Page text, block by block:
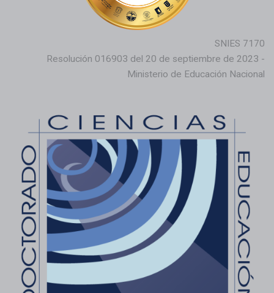
SNIES 7170
Resolución 016903 del 20 de septiembre de 2023 -
Ministerio de Educación Nacional